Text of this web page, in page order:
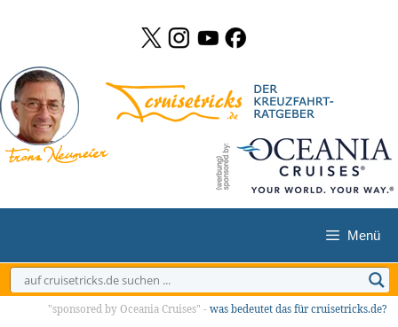
springen
Menü
"sponsored by Oceania Cruises" - was bedeutet das für cruisetricks.de?